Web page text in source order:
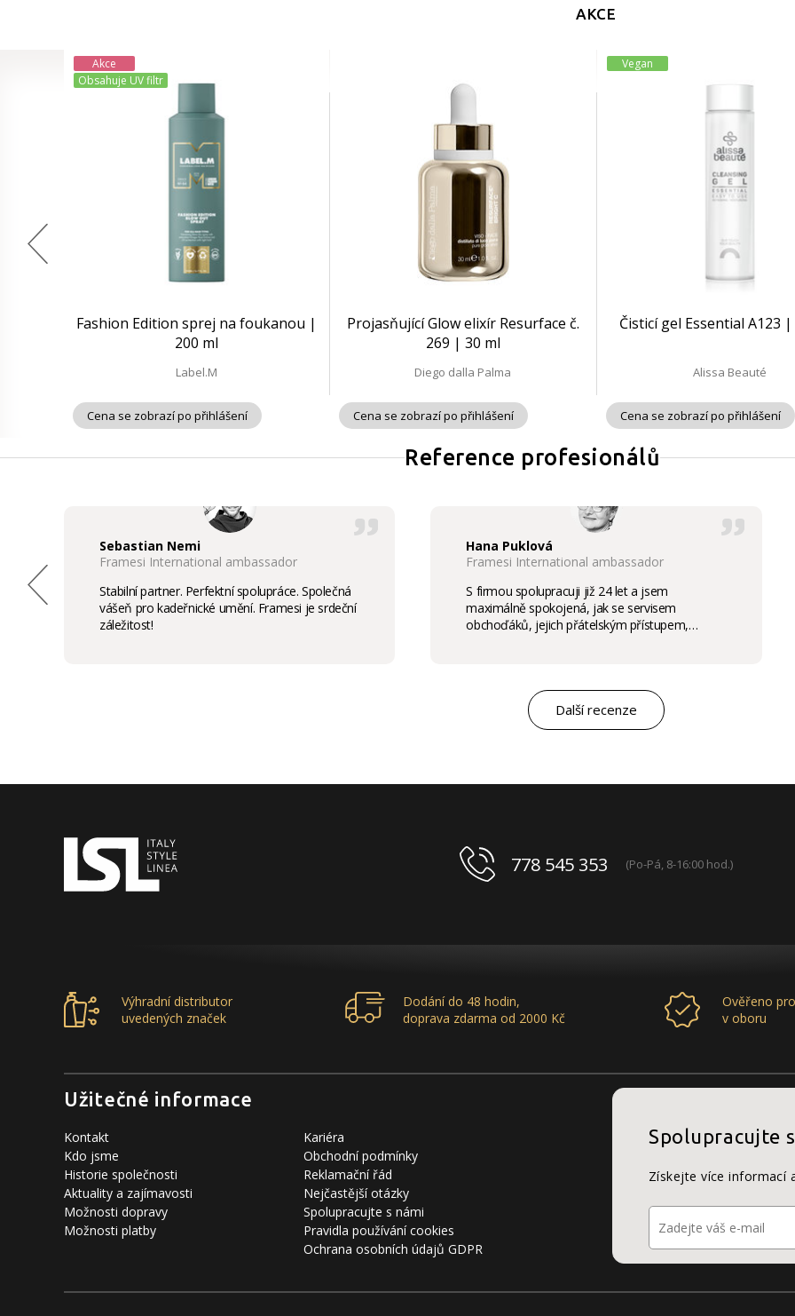
AKCE
Akce
Obsahuje UV filtr
Fashion Edition sprej na foukanou |
200 ml
Label.M
Cena se zobrazí po přihlášení
Projasňující Glow elixír Resurface č.
269 | 30 ml
Diego dalla Palma
Cena se zobrazí po přihlášení
Vegan
Čisticí gel Essential A123
Alissa Beauté
Cena se zobrazí po přihlášení
Reference profesionálů
Sebastian Nemi
Framesi International ambassador
Stabilní partner. Perfektní spolupráce. Společná
vášeň pro kadeřnické umění. Framesi je srdeční
záležitost!
Hana Puklová
Framesi International ambassador
S firmou spolupracuji již 24 let a jsem
maximálně spokojená, jak se servisem
obchoďáků, jejich přátelským přístupem,
marketingovým servisem. Pro mě je to po těch
letech „druhá rodina“. Myslím, že ty roky
spolupráce mluví za vše.
Další recenze
778 545 353 (Po-Pá, 8-16:00 hod.)
Výhradní distributor
uvedených značek
Dodání do 48 hodin,
doprava zdarma od 2000 Kč
Ověřeno
v oboru
Užitečné informace
Kontakt
Kdo jsme
Historie společnosti
Aktuality a zajímavosti
Možnosti dopravy
Možnosti platby
Kariéra
Obchodní podmínky
Reklamační řád
Nejčastější otázky
Spolupracujte s námi
Pravidla používání cookies
Ochrana osobních údajů GDPR
Spolupracujte
Získejte více informací